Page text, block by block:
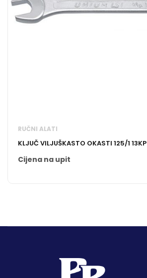
RUČNI ALATI
KLJUČ VILJUŠKASTO OKASTI 125/1 13KP
Cijena na upit